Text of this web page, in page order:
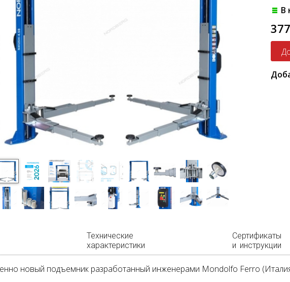
В
Технические
характеристики
Сертификаты
и инструкции
новый подъемник разработанный инженерами Mondolfo Ferro